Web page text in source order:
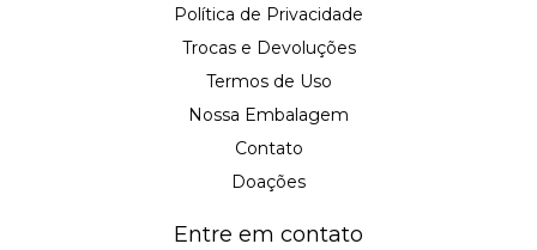
Política de Privacidade
Trocas e Devoluções
Termos de Uso
Nossa Embalagem
Contato
Doações
Entre em contato